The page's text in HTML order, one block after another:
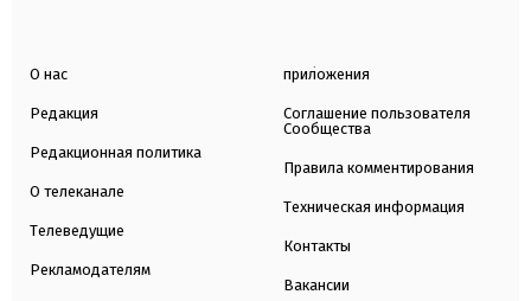
О нас
Редакция
Редакционная политика
О телеканале
Телеведущие
Рекламодателям
приложения
Соглашение пользователя
Сообщества
Правила комментирования
Техническая информация
Контакты
Вакансии